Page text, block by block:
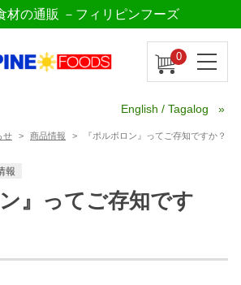
材の通販 －フィリピンフーズ
0
English / Tagalog
せ 商品情報 『ポルボロン』ってご存知ですか？
報
』ってご存知です